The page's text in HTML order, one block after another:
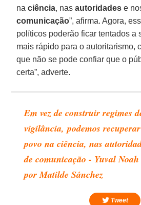
naciência, nasautoridades e
comunicação”, afirma. Agora,
políticos poderão ficar tentados a
mais rápido para o autoritarismo,
que não se pode confiar que o
certa”, adverte.
Em vez de construir regimes
vigilância, podemos
povo na ciência, nas
de comunicação - Yuval
por Matilde Sánchez
Tweet